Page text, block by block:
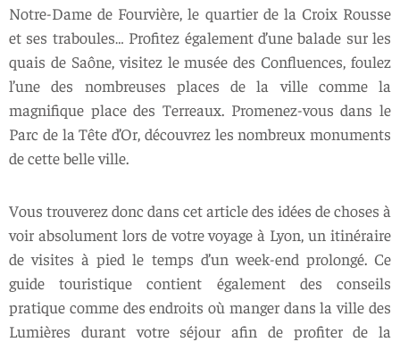
Notre-Dame de Fourvière, le quartier de la Croix Rousse
et ses traboules… Profitez également d’une balade sur les
quais de Saône, visitez le musée des Confluences, foulez
l’une des nombreuses places de la ville comme la
magnifique place des Terreaux. Promenez-vous dans le
Parc de la Tête d’Or, découvrez les nombreux monuments
de cette belle ville.
Vous trouverez donc dans cet article des idées de choses à
voir absolument lors de votre voyage à Lyon, un itinéraire
de visites à pied le temps d’un week-end prolongé. Ce
guide touristique contient également des conseils
pratique comme des endroits où manger dans la ville des
Lumières durant votre séjour afin de profiter de la